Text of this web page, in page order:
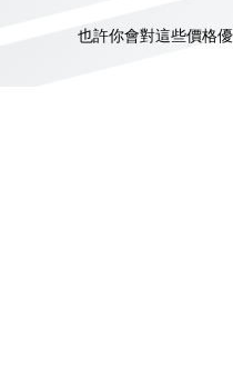
也許你會對這些價格